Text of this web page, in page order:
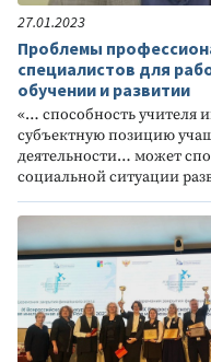
27.01.2023
Проблемы
специалистов для
обучении и развитии
«… способность учителя
субъектную позицию
деятельности… может
социальной ситуации